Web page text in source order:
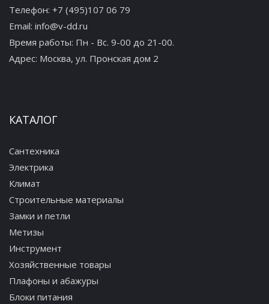
Телефон: +7 (495)107 06 79
Email: info@v-dd.ru
Время работы: Пн - Вс. 9-00 до 21-00.
Адрес: Москва, ул. Пронская дом 2
КАТАЛОГ
Сантехника
Электрика
Климат
Строительные материалы
Замки и петли
Метизы
Инструмент
Хозяйственные товары
Плафоны и абажуры
Блоки питания